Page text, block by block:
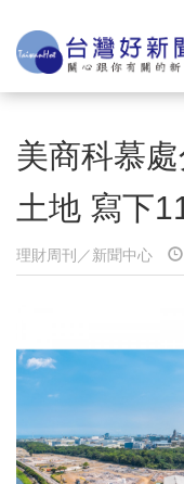
美商科慕
土地 寫下
理財周刊／新聞中心